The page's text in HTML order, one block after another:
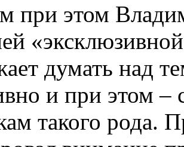
при этом
думать над
и при этом –
такого рода.